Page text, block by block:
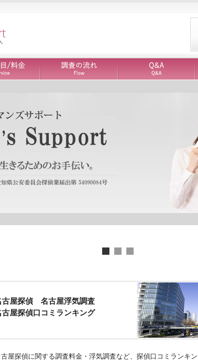
古屋探偵
名古屋浮気調査
古屋探偵口コミランキング
屋探偵に関する調査料金・浮気調査など、探偵口コミランキ